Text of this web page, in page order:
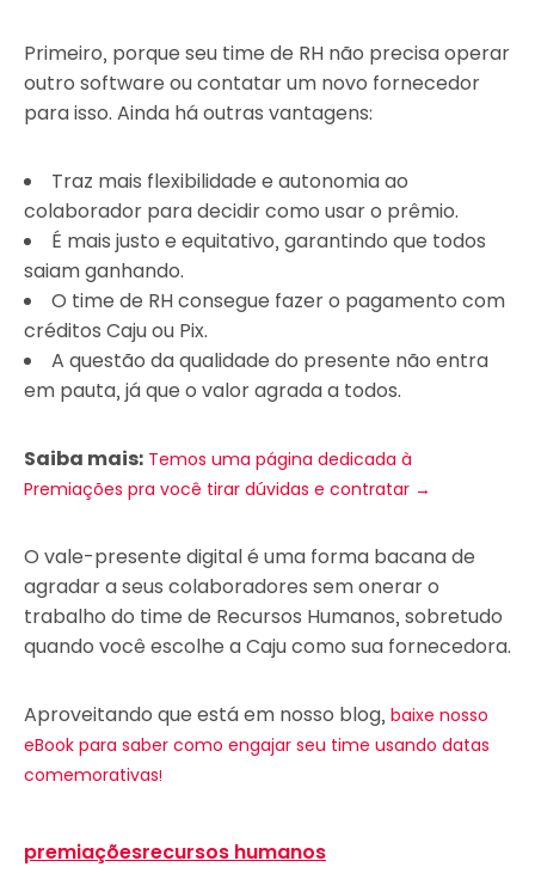
Primeiro, porque seu time de RH não precisa operar
outro software ou contatar um novo fornecedor
para isso. Ainda há outras vantagens:
Traz mais flexibilidade e autonomia ao
colaborador para decidir como usar o prêmio.
É mais justo e equitativo, garantindo que todos
saiam ganhando.
O time de RH consegue fazer o pagamento com
créditos Caju ou Pix.
A questão da qualidade do presente não entra
em pauta, já que o valor agrada a todos.
Saiba mais: Temos uma página dedicada à
Premiações pra você tirar dúvidas e contratar →
O vale-presente digital é uma forma bacana de
agradar a seus colaboradores sem onerar o
trabalho do time de Recursos Humanos, sobretudo
quando você escolhe a Caju como sua fornecedora.
Aproveitando que está em nosso blog, baixe nosso
eBook para saber como engajar seu time usando datas
comemorativas!
premiaçõesrecursos humanos